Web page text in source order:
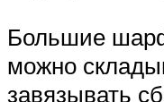
Большие
можно
завязывать